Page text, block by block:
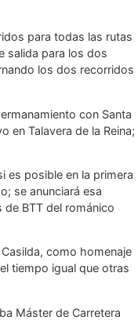
para todas las rutas
salida para los dos
los dos recorridos
con Santa
en Talavera de la Reina;
es posible en la primera
se anunciará esa
de BTT del románico
como homenaje
tiempo igual que otras
Máster de Carretera